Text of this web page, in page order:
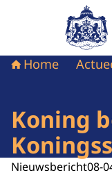
Naar
Home
Koning
Nieuwsbericht08-